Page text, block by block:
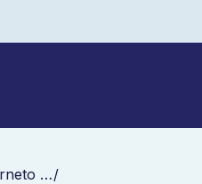
Interneto seminarai/